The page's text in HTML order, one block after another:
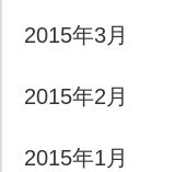
2015年3月
2015年2月
2015年1月